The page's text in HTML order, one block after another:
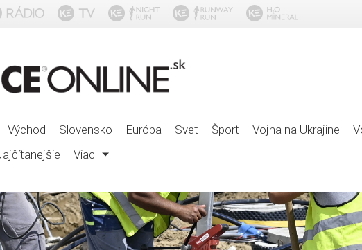
Východ Slovensko Európa Svet Šport Vojna na Ukrajine
Viac